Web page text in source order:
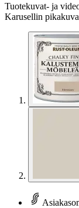
Tuotekuvat- ja
Karusellin